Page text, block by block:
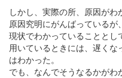
しかし、実際の所、原因が
原因究明にがんばっているが
現状でわかっていることと
用いているときには、遅くな
はわかった。
でも、なんでそうなるかがわ